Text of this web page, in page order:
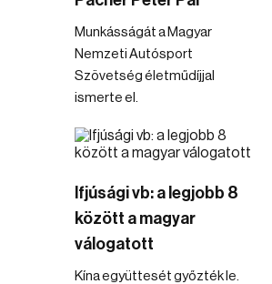
Munkásságát a Magyar
Nemzeti Autósport
Szövetség életműdíjjal
ismerte el.
Ifjúsági vb: a legjobb 8
között a magyar
válogatott
Kína együttesét győzték le.